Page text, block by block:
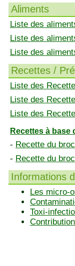
Aliments
Liste des
Liste des
Liste des
Recettes /
Liste des
Liste des
Liste des
Recettes à base
- Recette du
- Recette du
Informations
Les micro-
Toxi-